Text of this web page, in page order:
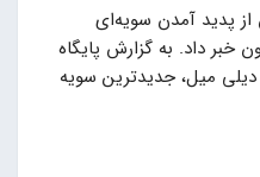
پدید آمدن سویه‌ای
نام دلتاکرون خبر داد. به گزارش پایگاه
میل، جدیدترین سویه